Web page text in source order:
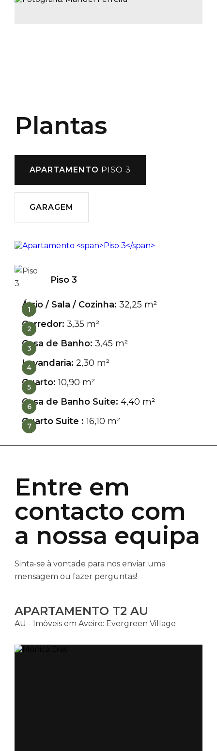
Plantas
APARTAMENTO PISO 3
GARAGEM
Piso 3
1
Átrio / Sala / Cozinha: 32,25 m²
2
Corredor: 3,35 m²
3
Casa de Banho: 3,45 m²
4
Lavandaria: 2,30 m²
5
Quarto:10,90 m²
6
Casa de Banho Suite: 4,40 m²
7
Quarto Suite :16,10 m²
Entre em
contacto com
a nossa equipa
Sinta-se à vontade para nos enviar uma
mensagem ou fazer perguntas!
APARTAMENTO T2 AU
AU - Imóveis em Aveiro: Evergreen Village